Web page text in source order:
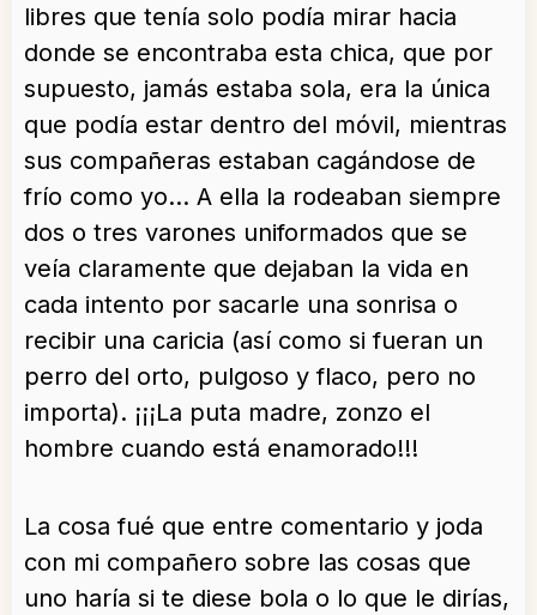
libres que tenía solo podía mirar hacia
donde se encontraba esta chica, que por
supuesto, jamás estaba sola, era la única
que podía estar dentro del móvil, mientras
sus compañeras estaban cagándose de
frío como yo… A ella la rodeaban siempre
dos o tres varones uniformados que se
veía claramente que dejaban la vida en
cada intento por sacarle una sonrisa o
recibir una caricia (así como si fueran un
perro del orto, pulgoso y flaco, pero no
importa). ¡¡¡La puta madre, zonzo el
hombre cuando está enamorado!!!
La cosa fué que entre comentario y joda
con mi compañero sobre las cosas que
uno haría si te diese bola o lo que le dirías,